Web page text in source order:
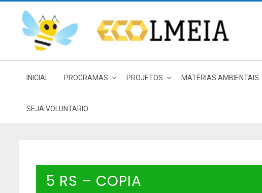
content
INICIAL PROGRAMAS PROJETOS MATÉRIAS AMBIENTAIS
SEJA VOLUNTARIO
5 RS – COPIA